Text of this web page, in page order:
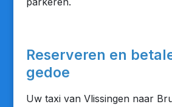
Reserveren en
gedoe
Uw taxi van Vlissingen naar